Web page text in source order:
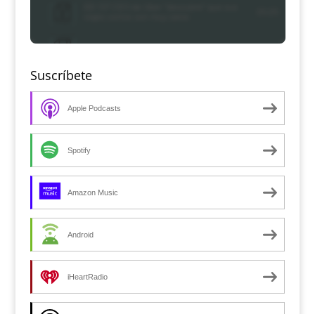
Suscríbete
Apple Podcasts
Spotify
Amazon Music
Android
iHeartRadio